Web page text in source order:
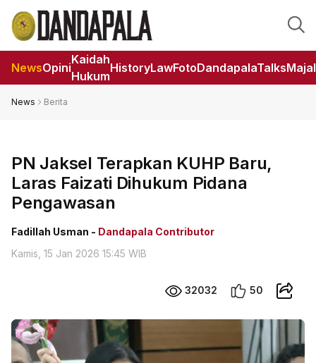
NewsOpini
Kaidah
Hukum
HistoryLawFotoDandapalaTalks
News Berita
PN Jaksel Terapkan KUHP Baru,
Laras Faizati Dihukum Pidana
Pengawasan
Fadillah Usman - Dandapala Contributor
Kamis, 15 Jan 2026 15:45 WIB
32032 50